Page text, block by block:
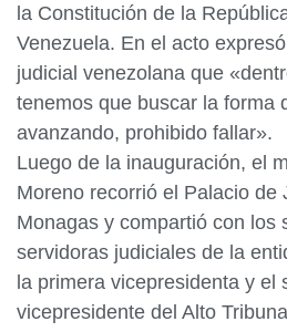
la Constitución de la
Venezuela. En el acto
judicial venezolana que
tenemos que buscar la forma
avanzando, prohibido fallar».
Luego de la inauguración, el
Moreno recorrió el Palacio de
Monagas y compartió con los
servidoras judiciales de la
la primera vicepresidenta y el
vicepresidente del Alto